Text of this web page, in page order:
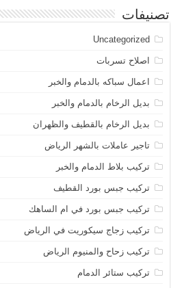
تصنيفات
Uncategorized
اصلاح تسربات
اعمال سباكه بالدمام والخبر
بديل الرخام بالدمام والخبر
بديل الرخام بالقطيف والظهران
تاجير عاملات بالشهر الرياض
تركيب بلاط الدمام والخبر
تركيب جبس بورد القطيف
تركيب جبس بورد في ام الساهك
تركيب زجاج سيكوريت في الرياض
تركيب زحاح والمنيوم الرياض
تركيب ستائر الدمام